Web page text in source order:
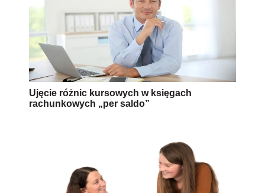
Ujęcie różnic kursowych w księgach
rachunkowych „per saldo”